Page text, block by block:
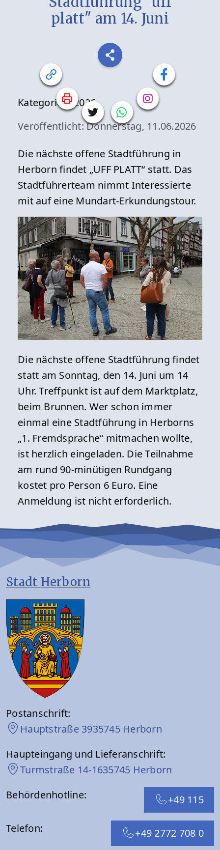
platt" am 14. Juni
Kategorien: 2026
Veröffentlicht: Donnerstag, 11.06.2026
Die nächste offene Stadtführung in
Herborn findet „UFF PLATT“ statt. Das
Stadtführerteam nimmt Interessierte
mit auf eine Mundart-Erkundungstour.
Die nächste offene Stadtführung findet
statt am Sonntag, den 14. Juni um 14
Uhr. Treffpunkt ist auf dem Marktplatz,
beim Brunnen. Wer schon immer
einmal eine Stadtführung in Herborns
„1. Fremdsprache“ mitmachen wollte,
ist herzlich eingeladen. Die Teilnahme
am rund 90-minütigen Rundgang
kostet pro Person 6 Euro. Eine
Anmeldung ist nicht erforderlich.
Stadt Herborn
Postanschrift:
Hauptstraße 3935745 Herborn
Haupteingang und Lieferanschrift:
Turmstraße 14-1635745 Herborn
Behördenhotline:
+49 115
Telefon: +49 2772 708 0